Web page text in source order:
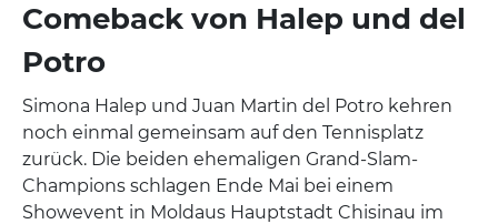
Comeback von Halep und del
Potro
Simona Halep und Juan Martin del Potro kehren
noch einmal gemeinsam auf den Tennisplatz
zurück. Die beiden ehemaligen Grand-Slam-
Champions schlagen Ende Mai bei einem
Showevent in Moldaus Hauptstadt Chisinau im